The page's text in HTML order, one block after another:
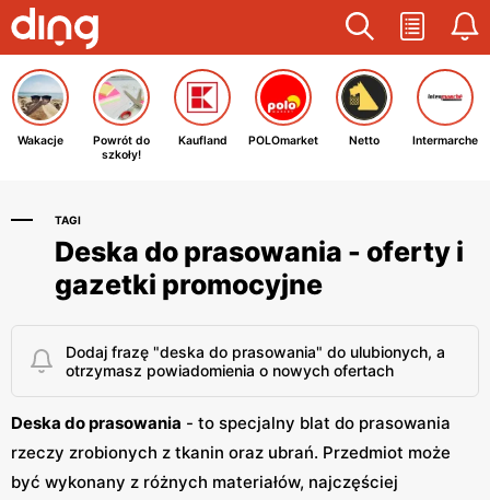
Wakacje
Powrót do
szkoły!
Kaufland POLOmarket Netto Intermarche
TAGI
Deska do prasowania - oferty i
gazetki promocyjne
Dodaj frazę "deska do prasowania" do ulubionych, a
otrzymasz powiadomienia o nowych ofertach
Deska do prasowania - to specjalny blat do prasowania
rzeczy zrobionych z tkanin oraz ubrań. Przedmiot może
być wykonany z różnych materiałów, najczęściej